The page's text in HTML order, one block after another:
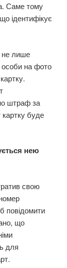
Саме тому
ідентифікує
не лише
особи на фото
штраф за
картку буде
нею
свою
повідомити
що
для